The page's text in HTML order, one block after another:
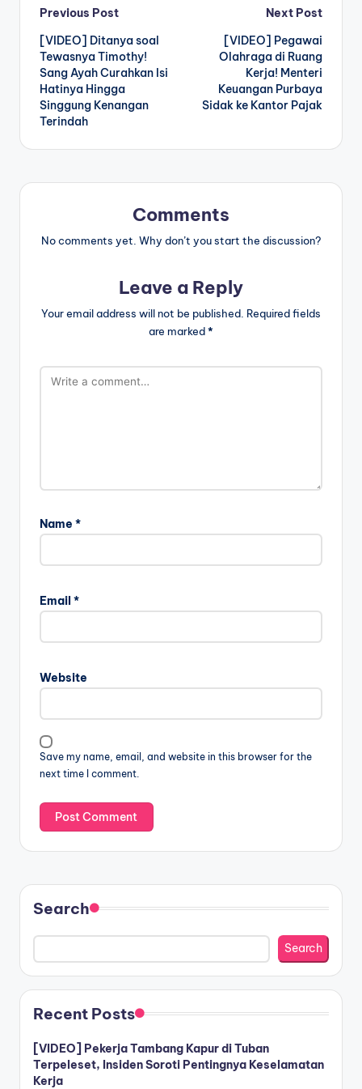
Post
navigation
Previous Post
[VIDEO] Ditanya soal
Tewasnya Timothy!
Sang Ayah Curahkan Isi
Hatinya Hingga
Singgung Kenangan
Terindah
Next Post
[VIDEO] Pegawai
Olahraga di Ruang
Kerja! Menteri
Keuangan Purbaya
Sidak ke Kantor Pajak
Comments
No comments yet. Why don’t you start the discussion?
Leave a Reply
Your email address will not be published. Required fields
are marked*
Name *
Email *
Website
Save my name, email, and website in this browser for the
next time I comment.
Search
Search
Recent Posts
[VIDEO] Pekerja Tambang Kapur di Tuban
Terpeleset, Insiden Soroti Pentingnya Keselamatan
Kerja